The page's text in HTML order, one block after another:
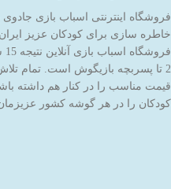
فروشگاه اینترنتی اسباب بازی جادوی
خاطره سازی برای کودکان عزیز
2 تا پسربچه بازیگوش است. تمام
قیمت مناسب را در کنار هم داشته
کودکان را در هر گوشه کشور